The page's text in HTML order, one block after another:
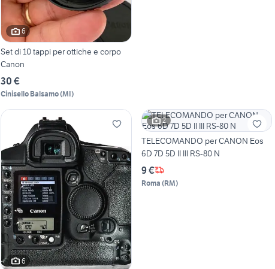
6
Set di 10 tappi per ottiche e corpo
Canon
30 €
Cinisello Balsamo(MI)
6
2
TELECOMANDO per CANON Eos
6D 7D 5D II III RS-80 N
9 €
Roma (RM)